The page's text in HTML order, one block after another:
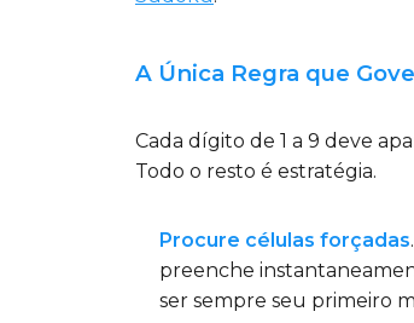
A Única Regra que
Cada dígito de 1 a 9 deve
Todo o resto é estratégia.
Procure células forçadas
preenche
ser sempre seu primeiro